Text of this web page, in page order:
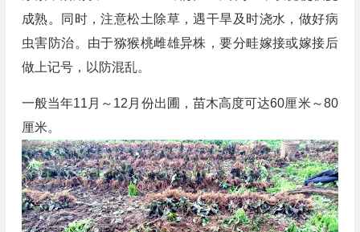
成熟。同时，注意松土除草，遇干旱及时浇水，做好病
虫害防治。由于猕猴桃雌雄异株，要分畦嫁接或嫁接后
做上记号，以防混乱。
一般当年11月～12月份出圃，苗木高度可达60厘米～80
厘米。